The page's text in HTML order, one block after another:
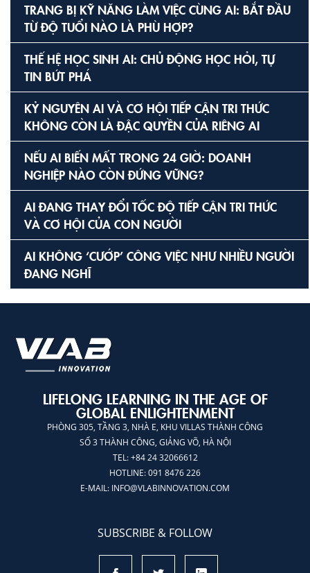
TRANG BỊ KỸ NĂNG LÀM VIỆC CÙNG AI: BẮT ĐẦU
TỪ ĐỘ TUỔI NÀO LÀ PHÙ HỢP?
THẾ HỆ HỌC SINH AI: CHỦ ĐỘNG HỌC HỎI, TỰ
TIN BỨT PHÁ
KỶ NGUYÊN AI VÀ CƠ HỘI TIẾP CẬN TRI THỨC
KHÔNG CÒN LÀ ĐẶC QUYỀN CỦA RIÊNG AI
NẾU AI BIẾN MẤT TRONG 24 GIỜ: DOANH
NGHIỆP NÀO CÒN ĐỨNG VỮNG?
AI ĐANG THAY ĐỔI TỐC ĐỘ TIẾP CẬN TRI THỨC
VÀ CƠ HỘI CỦA CON NGƯỜI
AI KHÔNG ‘CƯỚP’ CÔNG VIỆC NHƯ NHIỀU NGƯỜI
ĐANG NGHĨ
LIFELONG LEARNING IN THE AGE OF
GLOBAL ENLIGHTENMENT
PHÒNG 305, TẦNG 3, NHÀ E, KHU VILLAS THÀNH CÔNG
SỐ 3 THÀNH CÔNG, GIẢNG VÕ, HÀ NỘI
TEL: +84 24 32066612
HOTLINE: 091 8476 226
E-MAIL: INFO@VLABINNOVATION.COM
SUBSCRIBE & FOLLOW